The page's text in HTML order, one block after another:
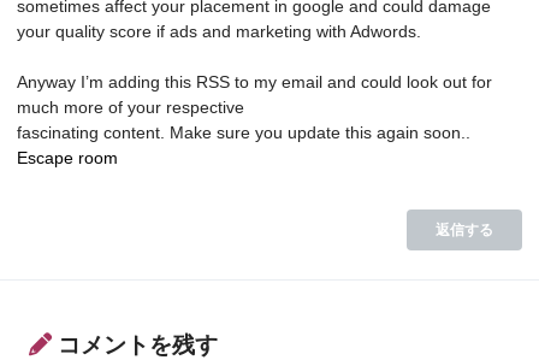
sometimes affect your placement in google and could damage
your quality score if ads and marketing with Adwords.
Anyway I’m adding this RSS to my email and could look out for
much more of your respective
fascinating content. Make sure you update this again soon..
Escape room
返信する
コメントを残す